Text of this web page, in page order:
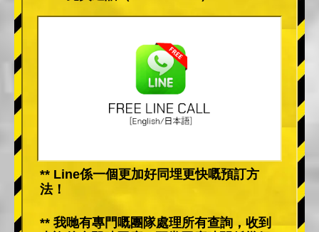
** Line係一個更加好同埋更快嘅預訂方
法！
** 我哋有專門嘅團隊處理所有查詢，收到